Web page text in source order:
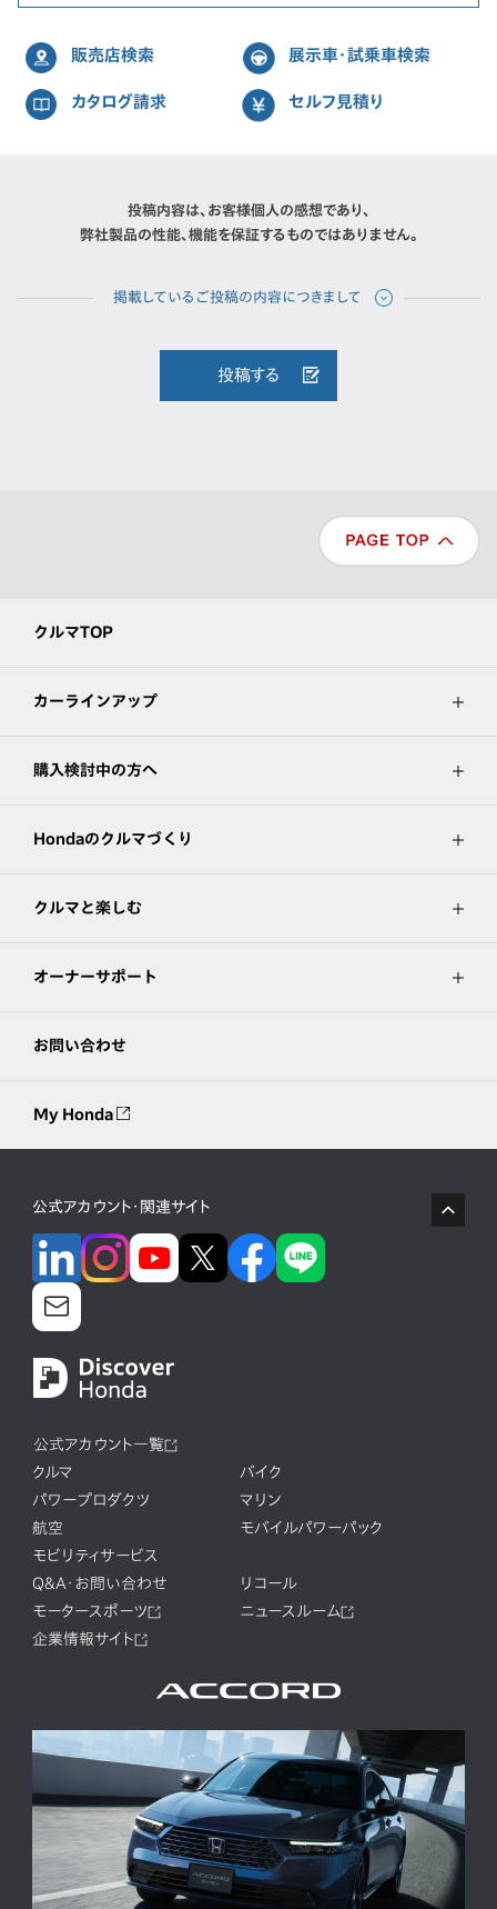
販売店検索 展示車・試乗車検索
カタログ請求 セルフ見積り
投稿内容は、お客様個人の感想であり、
弊社製品の性能、機能を保証するものではありません。
投稿する
クルマTOP
カーラインアップ
購入検討中の方へ
Hondaのクルマづくり
クルマと楽しむ
オーナーサポート
お問い合わせ
My Honda
公式アカウント・関連サイト
公式アカウント一覧
クルマ
バイク
パワープロダクツ
マリン
航空
モバイルパワーパック
モビリティサービス
Q&A・お問い合わせ
リコール
モータースポーツ
ニュースルーム
企業情報サイト